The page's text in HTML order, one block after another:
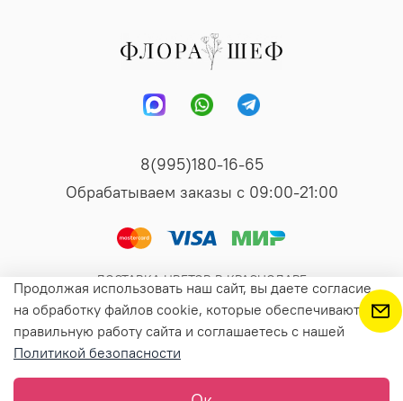
Предзаказ
8(995)180-16-65
Обрабатываем заказы с 09:00-21:00
ДОСТАВКА ЦВЕТОВ В КРАСНОДАРЕ
Продолжая использовать наш сайт, вы даете согласие
на обработку файлов cookie, которые обеспечивают
правильную работу сайта и соглашаетесь с нашей
Политикой безопасности